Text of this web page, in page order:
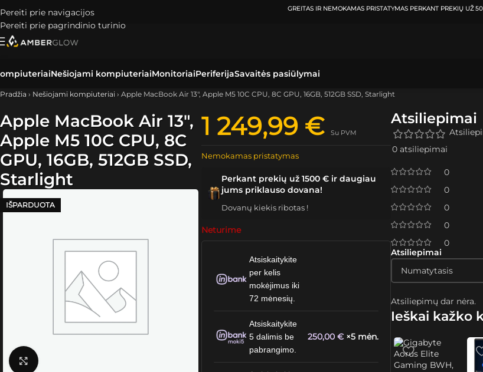
Pereiti prie navigacijos
Pereiti prie pagrindinio turinio
GREITAS IR NEMOKAMAS PRISTATYMAS PERKANT PREKIŲ UŽ
Nešiojami kompiuteriaiMonitoriaiPeriferijaSavaitės pasiūlymai
Pradžia › Nešiojami kompiuteriai › Apple MacBook Air 13″, Apple M5 10C CPU, 8C GPU, 16GB, 512GB SSD, Starlight
Apple MacBook Air 13″,
Apple M5 10C CPU, 8C
GPU, 16GB, 512GB SSD,
Starlight
IŠPARDUOTA
1 249,99 € Su PVM
Nemokamas pristatymas
Perkant prekių už 1500 € ir daugiau
jums priklauso dovana!
Dovanų kiekis ribotas !
Neturime
Atsiskaitykite
per kelis
mokėjimus iki
72 mėnesių.
Atsiskaitykite
5 dalimis be
pabrangimo.
250,00 € ×5 mėn.
Atsiliepimai
0 atsiliepimai
0
0
0
0
0
Atsiliepimai
Atsiliepimų dar nėra.
Ieškai kažko